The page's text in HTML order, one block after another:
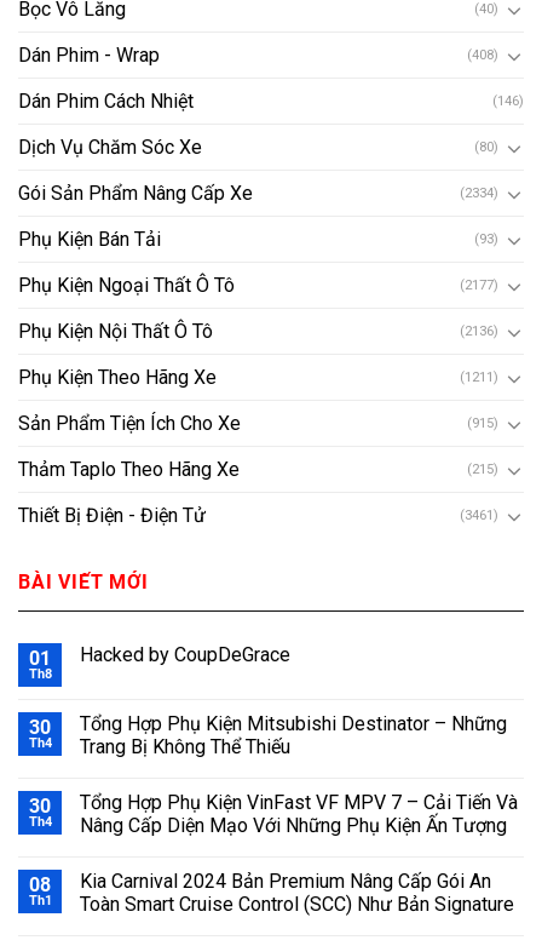
Bọc Vô Lăng (40)
Dán Phim - Wrap (408)
Dán Phim Cách Nhiệt (146)
Dịch Vụ Chăm Sóc Xe (80)
Gói Sản Phẩm Nâng Cấp Xe (2334)
Phụ Kiện Bán Tải (93)
Phụ Kiện Ngoại Thất Ô Tô (2177)
Phụ Kiện Nội Thất Ô Tô (2136)
Phụ Kiện Theo Hãng Xe (1211)
Sản Phẩm Tiện Ích Cho Xe (915)
Thảm Taplo Theo Hãng Xe (215)
Thiết Bị Điện - Điện Tử (3461)
BÀI VIẾT MỚI
01
Th8
Hacked by CoupDeGrace
30
Th4
Tổng Hợp Phụ Kiện Mitsubishi Destinator – Những
Trang Bị Không Thể Thiếu
30
Th4
Tổng Hợp Phụ Kiện VinFast VF MPV 7 – Cải Tiến Và
Nâng Cấp Diện Mạo Với Những Phụ Kiện Ấn Tượng
08
Th1
Kia Carnival 2024 Bản Premium Nâng Cấp Gói An
Toàn Smart Cruise Control (SCC) Như Bản Signature